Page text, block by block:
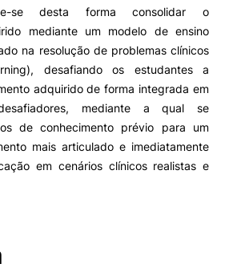
se desta forma consolidar o
mediante um modelo de ensino
na resolução de problemas clínicos
desafiando os estudantes a
adquirido de forma integrada em
mediante a qual se
de conhecimento prévio para um
mais articulado e imediatamente
em cenários clínicos realistas e